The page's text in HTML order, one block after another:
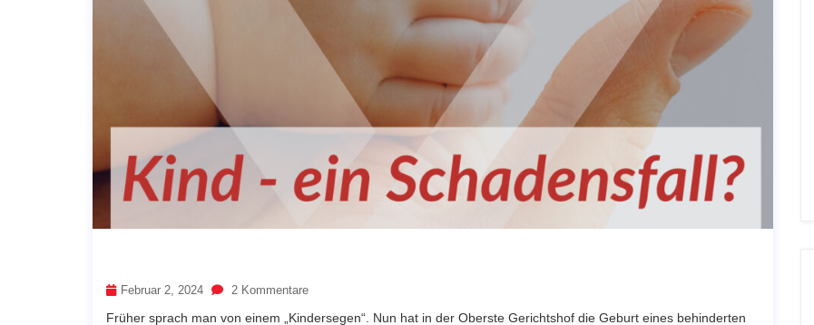
Februar 2, 2024 2 Kommentare
Früher sprach man von einem „Kindersegen“. Nun hat in der Oberste Gerichtshof die Geburt eines behinderten